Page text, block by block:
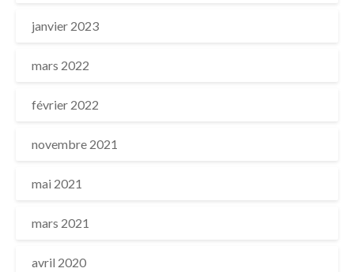
janvier 2023
mars 2022
février 2022
novembre 2021
mai 2021
mars 2021
avril 2020